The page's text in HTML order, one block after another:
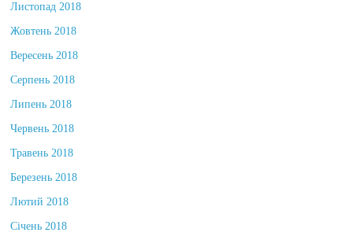
Листопад 2018
Жовтень 2018
Вересень 2018
Серпень 2018
Липень 2018
Червень 2018
Травень 2018
Березень 2018
Лютий 2018
Січень 2018